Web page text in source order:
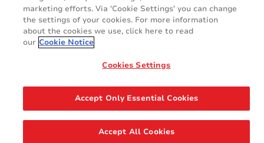
www.mactaccreativeawards.com
Cookie Policy
FAQ (Domande Frequenti)
GDPR
Legal & Privacy Notices
marketing efforts. Via 'Cookie Settings' you can change
the settings of your cookies. For more information
about the cookies we use, click here to read
our Cookie Notice
Cookies Settings
Accept Only Essential Cookies
Accept All Cookies